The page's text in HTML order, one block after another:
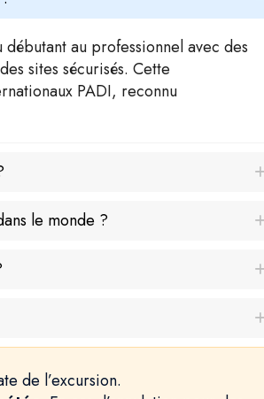
au professionnel avec des
sites sécurisés. Cette
PADI, reconnu
le monde ?
de l’excursion.